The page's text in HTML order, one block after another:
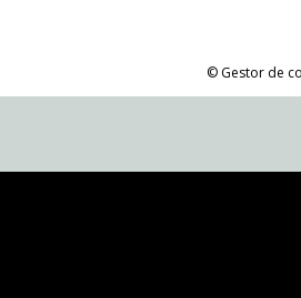
© Gestor de